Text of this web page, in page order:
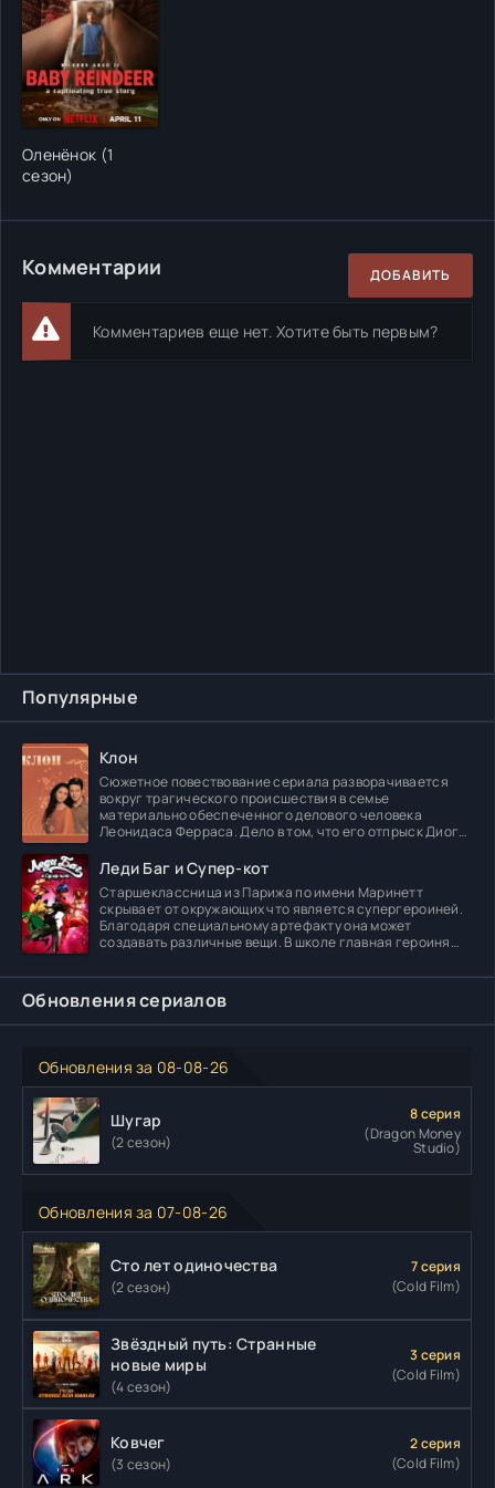
Популярные
Клон
Сюжетное повествование сериала разворачивается
вокруг трагического происшествия в семье
материально обеспеченного делового человека
Леонидаса Ферраса. Дело в том, что его отпрыск Диога
Леди Баг и Супер-кот
Старшеклассница из Парижа по имени Маринетт
скрывает от окружающих что является супергероиней.
Благодаря специальному артефакту она может
создавать различные вещи. В школе главная героиня
Обновления сериалов
Обновления за 08-08-26
Шугар
(2 сезон)
8 серия
(Dragon Money
Studio)
Обновления за 07-08-26
Сто лет одиночества
(2 сезон)
7 серия
(Cold Film)
Звёздный путь: Странные
новые миры
(4 сезон)
3 серия
(Cold Film)
Ковчег
(3 сезон)
2 серия
(Cold Film)
Оленёнок (1
сезон)
Комментарии ДОБАВИТЬ
Комментариев еще нет. Хотите быть первым?